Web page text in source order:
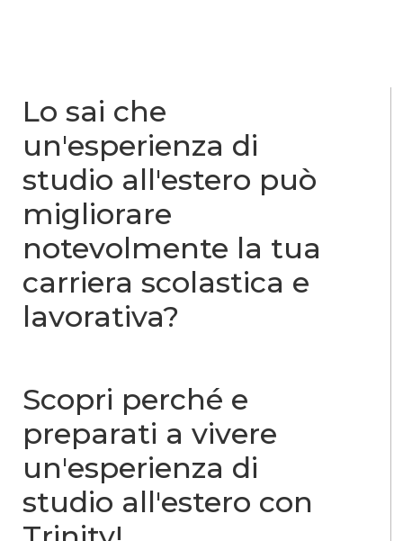
Lo sai che
un'esperienza di
studio all'estero può
migliorare
notevolmente la tua
carriera scolastica e
lavorativa?
Scopri perché e
preparati a vivere
un'esperienza di
studio all'estero con